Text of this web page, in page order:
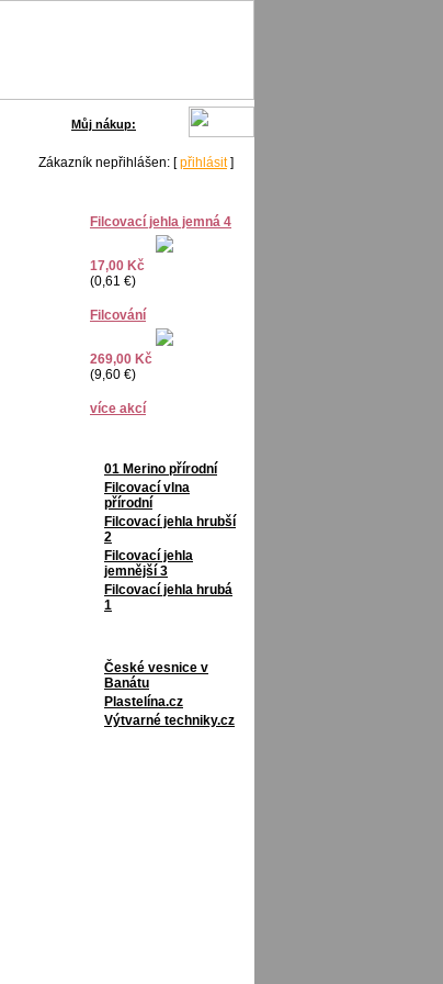
Můj nákup:
Zákazník nepřihlášen: [přihlásit]
Filcovací jehla jemná 4
17,00 Kč
(0,61 €)
Filcování
269,00 Kč
(9,60 €)
více akcí
01 Merino přírodní
Filcovací vlna
přírodní
Filcovací jehla hrubší
2
Filcovací jehla
jemnější 3
Filcovací jehla hrubá
1
České vesnice v
Banátu
Plastelína.cz
Výtvarné techniky.cz